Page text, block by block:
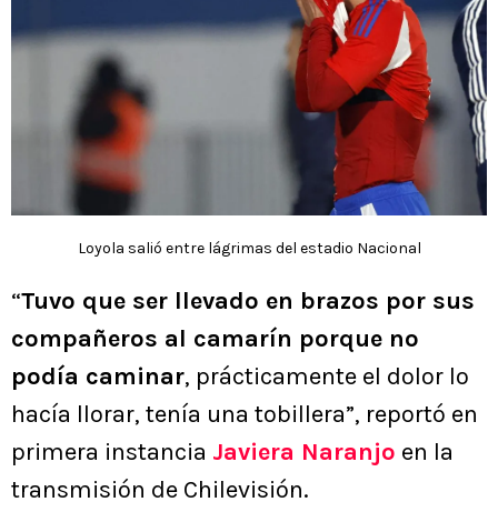
Loyola salió entre lágrimas del estadio Nacional
“Tuvo que ser llevado en brazos por sus
compañeros al camarín porque no
podía caminar, prácticamente el dolor lo
hacía llorar, tenía una tobillera”, reportó en
primera instancia Javiera Naranjo en la
transmisión de Chilevisión.